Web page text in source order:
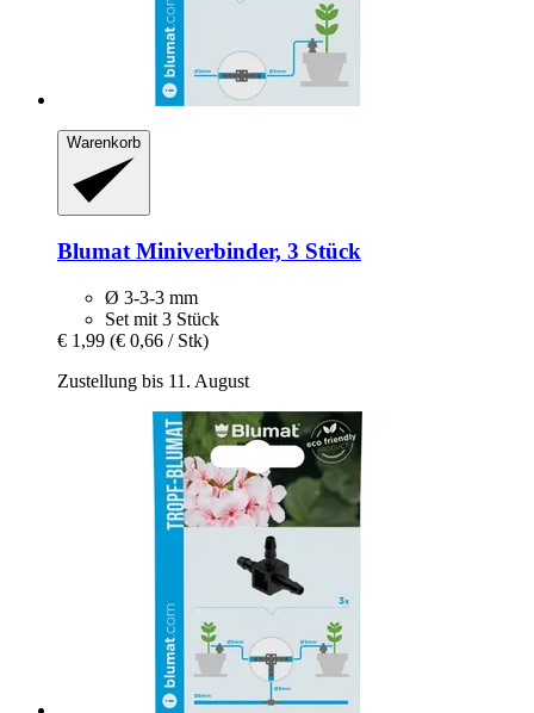
Warenkorb
Blumat Miniverbinder, 3 Stück
Ø 3-3-3 mm
Set mit 3 Stück
€ 1,99 (€ 0,66 / Stk)
Zustellung bis 11. August